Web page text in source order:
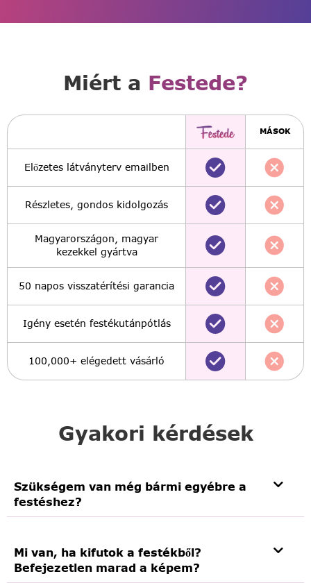
Gyakori kérdések
Szükségem van még bármi egyébre a
festéshez?
Mi van, ha kifutok a festékből?
Befejezetlen marad a képem?
Miért a Festede?
MÁSOK
Előzetes látványterv emailben
Részletes, gondos kidolgozás
Magyarországon, magyar
kezekkel gyártva
50 napos visszatérítési garancia
Igény esetén festékutánpótlás
100,000+ elégedett vásárló